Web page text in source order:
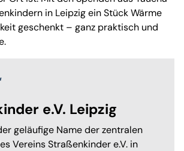
in Leipzig ein Stück Wärme
geschenkt – ganz praktisch und
e.V. Leipzig
geläufige Name der zentralen
Vereins Straßenkinder e.V. in